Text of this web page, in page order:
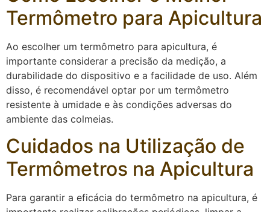
Termômetro para Apicultura
Ao escolher um termômetro para apicultura, é
importante considerar a precisão da medição, a
durabilidade do dispositivo e a facilidade de uso. Além
disso, é recomendável optar por um termômetro
resistente à umidade e às condições adversas do
ambiente das colmeias.
Cuidados na Utilização de
Termômetros na Apicultura
Para garantir a eficácia do termômetro na apicultura, é